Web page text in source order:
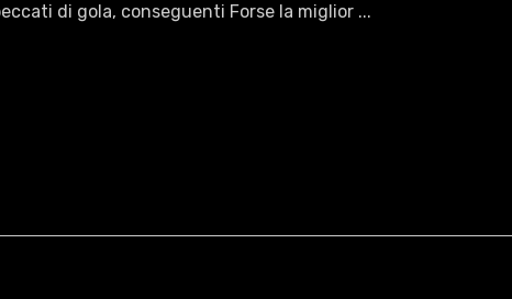
di gola, conseguenti Forse la miglior ...